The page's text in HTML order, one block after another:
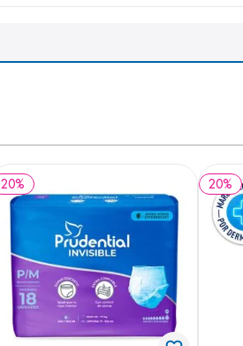
20% 20%